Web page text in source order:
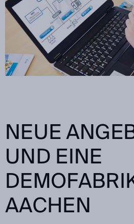
NEUE
UND EINE
AACHEN